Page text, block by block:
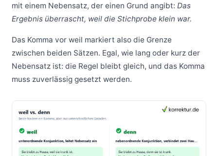
mit einem Nebensatz, der einen Grund angibt: Das
Ergebnis überrascht, weil die Stichprobe klein war.
Das Komma vor weil markiert also die Grenze
zwischen beiden Sätzen. Egal, wie lang oder kurz der
Nebensatz ist: die Regel bleibt gleich, und das Komma
muss zuverlässig gesetzt werden.